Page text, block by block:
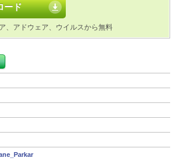
ード
、アドウェア、ウイルスから無料